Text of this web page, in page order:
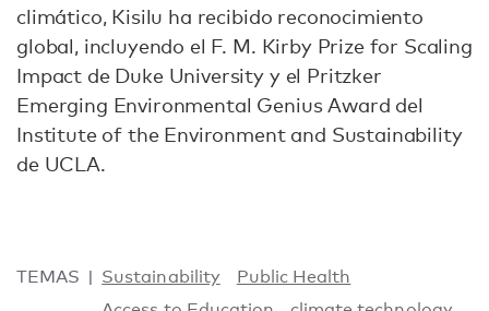
climático, Kisilu ha recibido reconocimiento
global, incluyendo el F. M. Kirby Prize for Scaling
Impact de Duke University y el Pritzker
Emerging Environmental Genius Award del
Institute of the Environment and Sustainability
de UCLA.
TEMAS Sustainability
Public Health